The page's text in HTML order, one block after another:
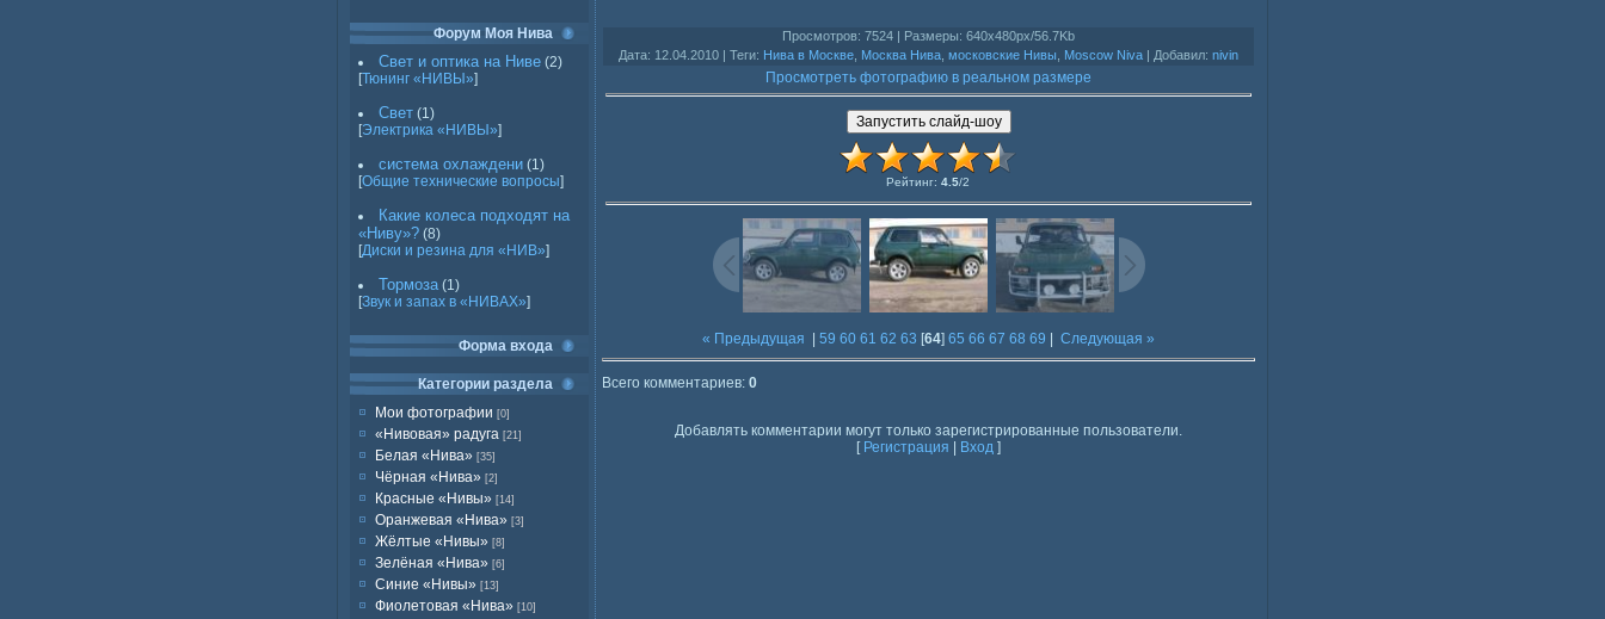
Форум Моя Нива
Свет и оптика на Ниве (2)
[Тюнинг «НИВЫ»]
Свет (1)
[Электрика «НИВЫ»]
система охлаждени (1)
[Общие технические вопросы]
Какие колеса подходят на
«Ниву»? (8)
[Диски и резина для «НИВ»]
Тормоза (1)
[Звук и запах в «НИВАХ»]
Форма входа
Категории раздела
Мои фотографии [0]
«Нивовая» радуга [21]
Белая «Нива» [35]
Чёрная «Нива» [2]
Красные «Нивы» [14]
Оранжевая «Нива» [3]
Жёлтые «Нивы» [8]
Зелёная «Нива» [6]
Синие «Нивы» [13]
Фиолетовая «Нива» [10]
Просмотров: 7524 | Размеры: 640x480px/56.7Kb
Дата: 12.04.2010 | Теги: Нива в Москве Москва Нива московские Нивы Moscow Niva | Добавил: nivin
Просмотреть фотографию в реальном размере
Рейтинг: 4.5/2
« Предыдущая 59 60 61 62 63 [64] 65 66 67 68 69 Следующая »
Всего комментариев: 0
Добавлять комментарии могут только зарегистрированные пользователи.
[ Регистрация Вход ]